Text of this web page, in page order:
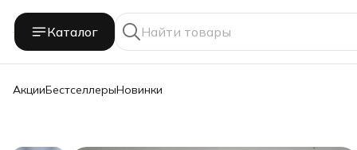
Каталог
АкцииБестселлерыНовинки